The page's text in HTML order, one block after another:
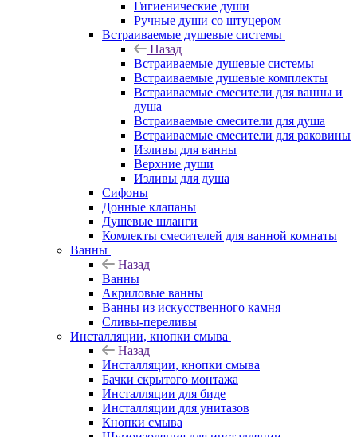
Гигиенические души
Ручные души со штуцером
Встраиваемые душевые системы
Назад
Встраиваемые душевые системы
Встраиваемые душевые комплекты
Встраиваемые смесители для ванны и
душа
Встраиваемые смесители для душа
Встраиваемые смесители для раковины
Изливы для ванны
Верхние души
Изливы для душа
Сифоны
Донные клапаны
Душевые шланги
Комлекты смесителей для ванной комнаты
Ванны
Назад
Ванны
Акриловые ванны
Ванны из искусственного камня
Сливы-переливы
Инсталляции, кнопки смыва
Назад
Инсталляции, кнопки смыва
Бачки скрытого монтажа
Инсталляции для биде
Инсталляции для унитазов
Кнопки смыва